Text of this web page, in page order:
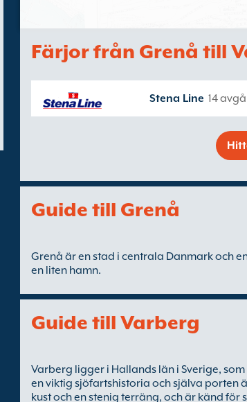
Färjor från Grenå till
Stena Line 14
Guide till Grenå
Grenå är en stad i centrala Danmark och
en liten hamn.
Guide till Varberg
Varberg ligger i Hallands län i Sverige,
en viktig sjöfartshistoria och själva porten
kust och en stenig terräng, och är känd